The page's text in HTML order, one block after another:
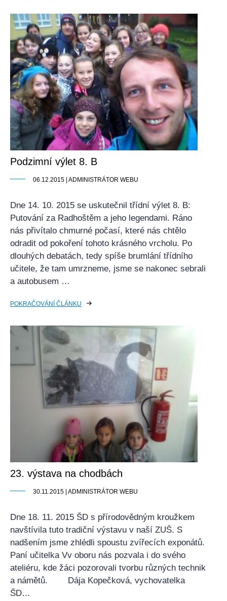
Podzimní výlet 8. B
06.12.2015 | ADMINISTRÁTOR WEBU
Dne 14. 10. 2015 se uskutečnil třídní výlet 8. B:
Putování za Radhoštěm a jeho legendami. Ráno
nás přivítalo chmurné počasí, které nás chtělo
odradit od pokoření tohoto krásného vrcholu. Po
dlouhých debatách, tedy spíše brumlání třídního
učitele, že tam umrzneme, jsme se nakonec sebrali
a autobusem …
POKRAČOVÁNÍ ČLÁNKU
23. výstava na chodbách
30.11.2015 | ADMINISTRÁTOR WEBU
Dne 18. 11. 2015 ŠD s přírodovědným kroužkem
navštívila tuto tradiční výstavu v naší ZUŠ. S
nadšením jsme zhlédli spoustu zvířecích exponátů.
Paní učitelka Vv oboru nás pozvala i do svého
ateliéru, kde žáci pozorovali tvorbu různých technik
a námětů. Dája Kopečková, vychovatelka
ŠD…